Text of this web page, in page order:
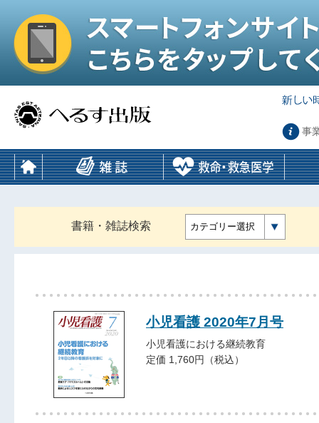
事
書籍・雑誌検索 カテゴリー選択
小児看護 2020年7月号
小児看護における継続教育
定価 1,760円（税込）